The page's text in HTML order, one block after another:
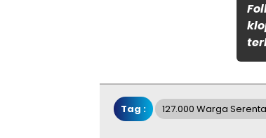
Tag : 127.000 Warga